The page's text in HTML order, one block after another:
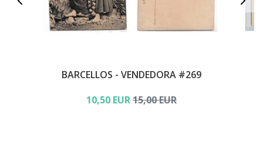
BARCELLOS - VENDEDORA #269
10,50 EUR15,00 EUR